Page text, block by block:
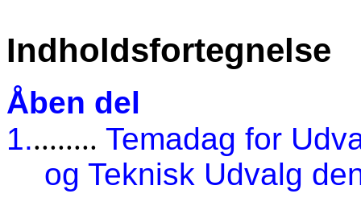
Indholdsfortegnelse
Åben del
1......... Temadag for
og Teknisk Udvalg